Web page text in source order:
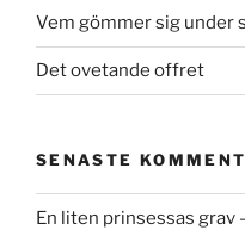
Vem gömmer sig under
Det ovetande offret
SENASTE
En liten prinsessas grav